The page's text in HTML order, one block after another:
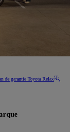
de garantie Toyota Relax